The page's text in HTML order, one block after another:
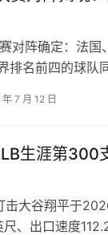
对阵确定：法国
排名前四的球队
7 月 12 日
生涯第300
击大谷翔平于
、出口速度